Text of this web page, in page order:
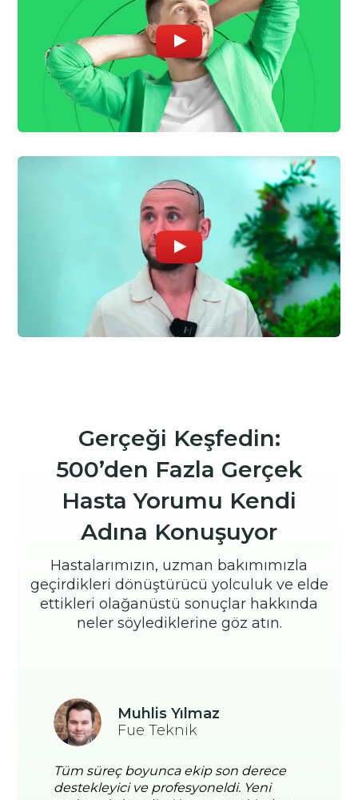
Gerçeği Keşfedin:
500’den Fazla Gerçek
Hasta Yorumu Kendi
Adına Konuşuyor
Hastalarımızın, uzman bakımımızla
geçirdikleri dönüştürücü yolculuk ve elde
ettikleri olağanüstü sonuçlar hakkında
neler söylediklerine göz atın.
Muhlis Yılmaz
Fue Teknik
Tüm süreç boyunca ekip son derece
destekleyici ve profesyoneldi. Yeni